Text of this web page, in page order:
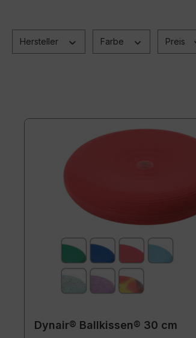
Hersteller Farbe Preis
Dynair® Ballkissen® 30 cm